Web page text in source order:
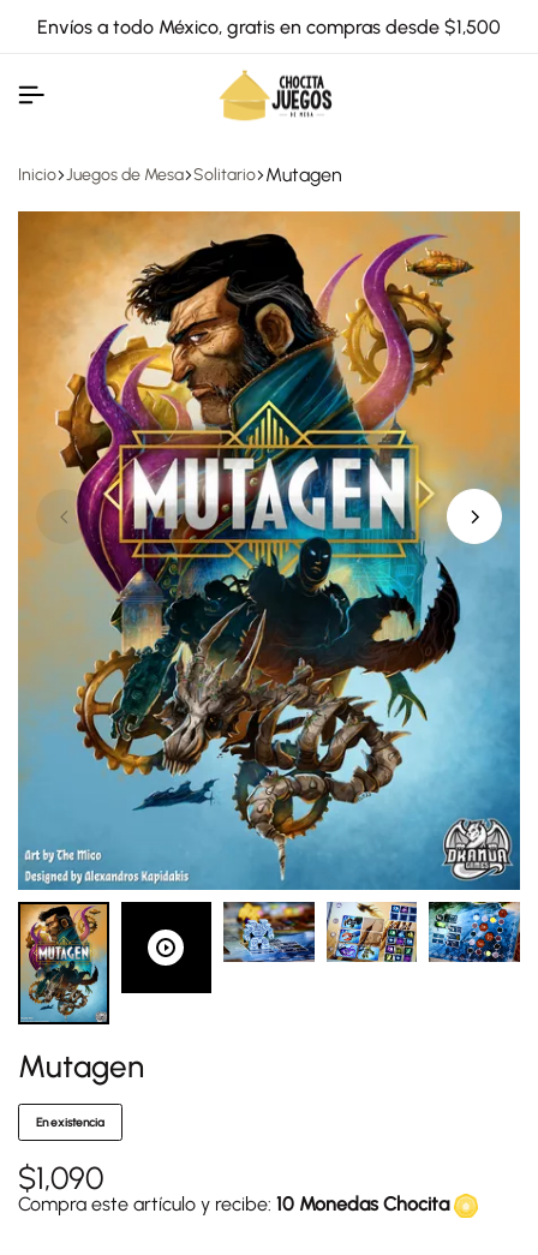
Envíos a todo México, gratis en compras desde $1,500
Inicio Juegos de Mesa Solitario Mutagen
Mutagen
En existencia
$1,090
Compra este artículo y recibe: 10 Monedas Chocita